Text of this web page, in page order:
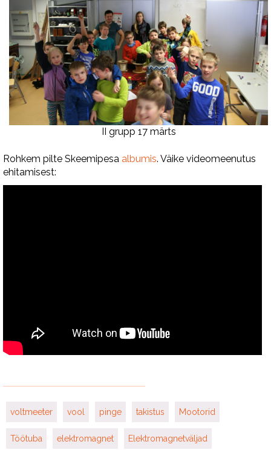
II grupp 17 märts
Rohkem pilte Skeemipesa albumis. Väike videomeenutus
ehitamisest:
voltmeeter vool pinge takistus Mootorid
Töötuba elektromagnet Elektromagnetväljad